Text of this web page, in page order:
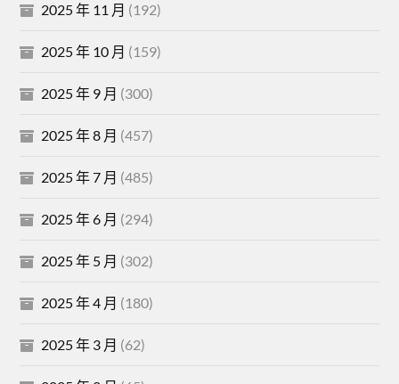
2025 年 11 月 (192)
2025 年 10 月 (159)
2025 年 9 月 (300)
2025 年 8 月 (457)
2025 年 7 月 (485)
2025 年 6 月 (294)
2025 年 5 月 (302)
2025 年 4 月 (180)
2025 年 3 月 (62)